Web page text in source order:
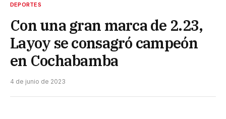
DEPORTES
Con una gran marca de 2.23,
Layoy se consagró campeón
en Cochabamba
4 de junio de 2023